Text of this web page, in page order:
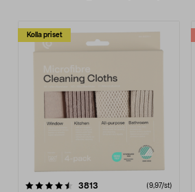
Kolla priset
3813 (9,97/st)
4.0av 5 stjärnor